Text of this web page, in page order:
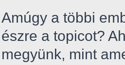
Amúgy a többi
észre a topicot?
megyünk, mint